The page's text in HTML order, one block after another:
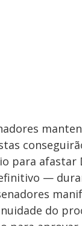
para afastar
—
do